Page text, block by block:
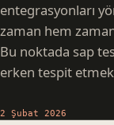
entegrasyonları
zaman hem
Bu noktada sap
erken tespit
2 Şubat 2026